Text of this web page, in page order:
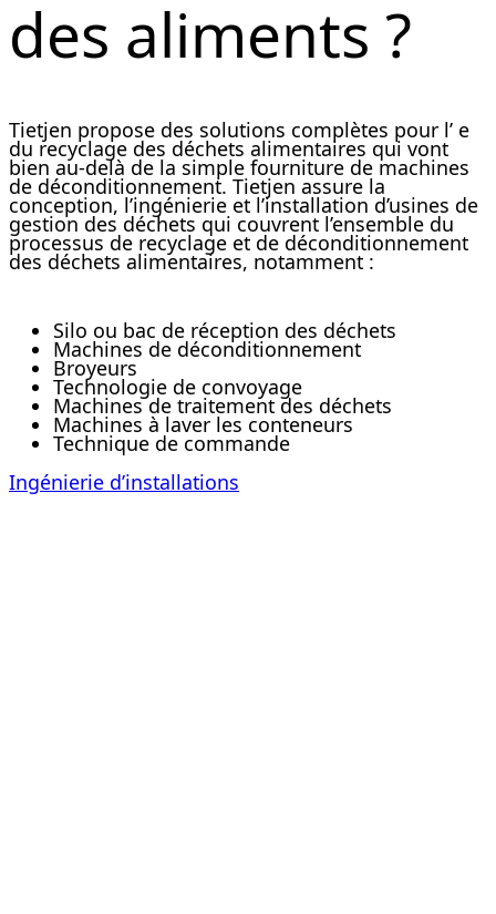
des aliments ?
Tietjen propose des solutions complètes pour l’ e
du recyclage des déchets alimentaires qui vont
bien au-delà de la simple fourniture de machines
de déconditionnement. Tietjen assure la
conception, l’ingénierie et l’installation d’usines de
gestion des déchets qui couvrent l’ensemble du
processus de recyclage et de déconditionnement
des déchets alimentaires, notamment :
Silo ou bac de réception des déchets
Machines de déconditionnement
Broyeurs
Technologie de convoyage
Machines de traitement des déchets
Machines à laver les conteneurs
Technique de commande
Ingénierie d’installations